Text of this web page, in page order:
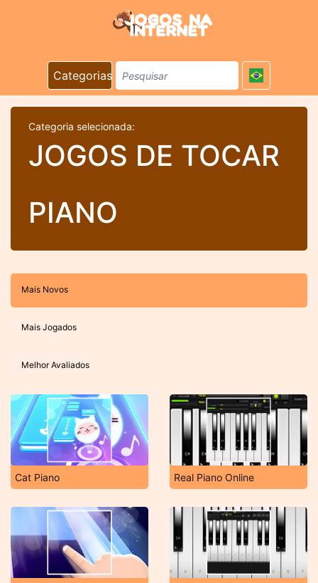
Categorias
Categoria selecionada:
JOGOS DE TOCAR
PIANO
Mais Novos
Mais Jogados
Melhor Avaliados
Cat Piano Real Piano Online